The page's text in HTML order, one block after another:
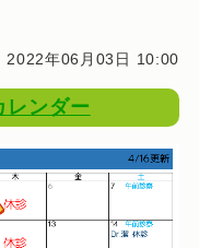
2022年06月03日 10:00
レンダー